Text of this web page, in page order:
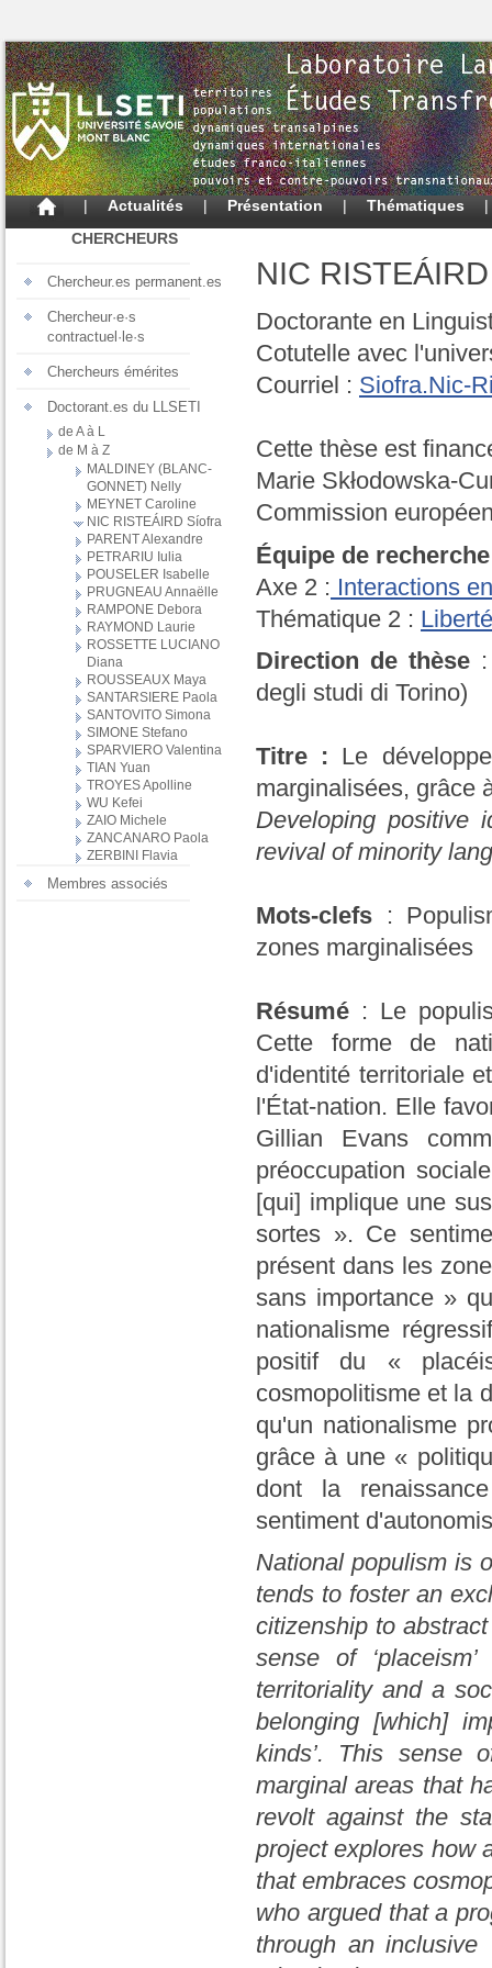
| Actualités | Présentation | Thématiques
CHERCHEURS
Chercheur.es permanent.es
Chercheur·e·s
contractuel·le·s
Chercheurs émérites
Doctorant.es du LLSETI
de A à L
de M à Z
MALDINEY (BLANC-
GONNET) Nelly
MEYNET Caroline
NIC RISTEÁIRD Síofra
PARENT Alexandre
PETRARIU Iulia
POUSELER Isabelle
PRUGNEAU Annaëlle
RAMPONE Debora
RAYMOND Laurie
ROSSETTE LUCIANO
Diana
ROUSSEAUX Maya
SANTARSIERE Paola
SANTOVITO Simona
SIMONE Stefano
SPARVIERO Valentina
TIAN Yuan
TROYES Apolline
WU Kefei
ZAIO Michele
ZANCANARO Paola
ZERBINI Flavia
Membres associés
NIC
Doctorante en
Cotutelle avec
Courriel : Siofra.Nic-
Cette thèse est
Marie Skłodowska-
Commission
Équipe de
Axe 2 : Interactions
Thématique 2 :
Direction de thèse
degli studi di Torino)
Titre : Le
marginalisées, grâce
Developing positive
revival of minority
Mots-clefs :
zones marginalisées
Résumé : Le
Cette forme de
d'identité territoriale
l'État-nation. Elle
Gillian Evans
préoccupation
[qui] implique une
sortes ». Ce
présent dans les
sans importance »
nationalisme
positif du «
cosmopolitisme et la
qu'un nationalisme
grâce à une «
dont la
sentiment
National populism is
tends to foster an
citizenship to
sense of
territoriality and a
belonging [which]
kinds’. This sense
marginal areas that
revolt against the
project explores how
that embraces
who argued that a
through an inclusive